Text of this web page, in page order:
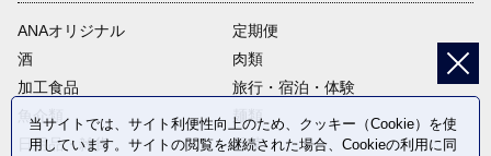
ANAオリジナル
定期便
酒
肉類
加工食品
旅行・宿泊・体験
魚介類
麺類
日用品・雑貨
野菜
当サイトでは、サイト利便性向上のため、クッキー（Cookie）を使
用しています。サイトの閲覧を継続された場合、Cookieの利用に同